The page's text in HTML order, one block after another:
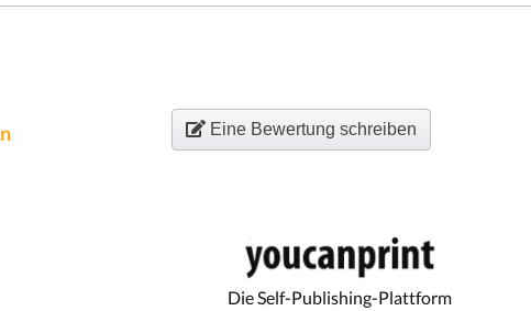
Eine Bewertung schreiben
Die Self-Publishing-Plattform